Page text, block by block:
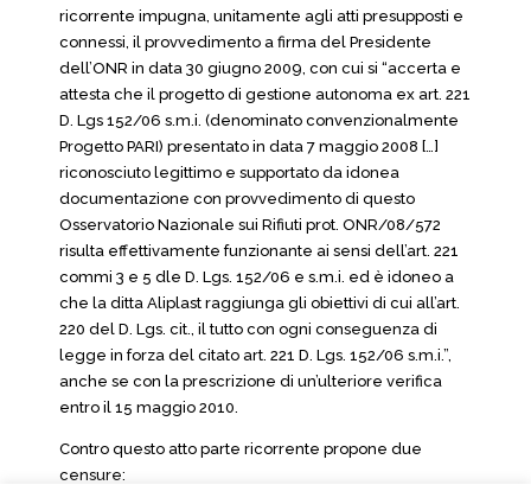
ricorrente impugna, unitamente agli atti presupposti e
connessi, il provvedimento a firma del Presidente
dell’ONR in data 30 giugno 2009, con cui si “accerta e
attesta che il progetto di gestione autonoma ex art. 221
D. Lgs 152/06 s.m.i. (denominato convenzionalmente
Progetto PARI) presentato in data 7 maggio 2008 […]
riconosciuto legittimo e supportato da idonea
documentazione con provvedimento di questo
Osservatorio Nazionale sui Rifiuti prot. ONR/08/572
risulta effettivamente funzionante ai sensi dell’art. 221
commi 3 e 5 dle D. Lgs. 152/06 e s.m.i. ed è idoneo a
che la ditta Aliplast raggiunga gli obiettivi di cui all’art.
220 del D. Lgs. cit., il tutto con ogni conseguenza di
legge in forza del citato art. 221 D. Lgs. 152/06 s.m.i.”,
anche se con la prescrizione di un’ulteriore verifica
entro il 15 maggio 2010.
Contro questo atto parte ricorrente propone due
censure: